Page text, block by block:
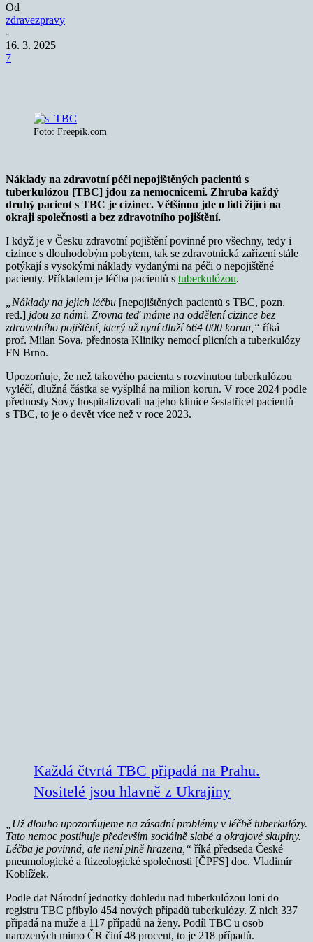
Od
zdravezpravy
-
16. 3. 2025
7
Foto: Freepik.com
Náklady na zdravotní péči nepojištěných pacientů s
tuberkulózou [TBC] jdou za nemocnicemi. Zhruba každý
druhý pacient s TBC je cizinec. Většinou jde o lidi žijící na
okraji společnosti a bez zdravotního pojištění.
I když je v Česku zdravotní pojištění povinné pro všechny, tedy i
cizince s dlouhodobým pobytem, tak se zdravotnická zařízení stále
potýkají s vysokými náklady vydanými na péči o nepojištěné
pacienty. Příkladem je léčba pacientů s tuberkulózou.
„Náklady na jejich léčbu [nepojištěných pacientů s TBC, pozn.
red.] jdou za námi. Zrovna teď máme na oddělení cizince bez
zdravotního pojištění, který už nyní dluží 664 000 korun,“ říká
prof. Milan Sova, přednosta Kliniky nemocí plicních a tuberkulózy
FN Brno.
Upozorňuje, že než takového pacienta s rozvinutou tuberkulózou
vyléčí, dlužná částka se vyšplhá na milion korun. V roce 2024 podle
přednosty Sovy hospitalizovali na jeho klinice šestatřicet pacientů
s TBC, to je o devět více než v roce 2023.
Každá čtvrtá TBC připadá na Prahu.
Nositelé jsou hlavně z Ukrajiny
„Už dlouho upozorňujeme na zásadní problémy v léčbě tuberkulózy.
Tato nemoc postihuje především sociálně slabé a okrajové skupiny.
Léčba je povinná, ale není plně hrazena,“ říká předseda České
pneumologické a ftizeologické společnosti [ČPFS] doc. Vladimír
Koblížek.
Podle dat Národní jednotky dohledu nad tuberkulózou loni do
registru TBC přibylo 454 nových případů tuberkulózy. Z nich 337
připadá na muže a 117 případů na ženy. Podíl TBC u osob
narozených mimo ČR činí 48 procent, to je 218 případů.